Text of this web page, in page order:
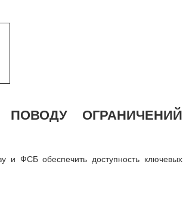
ОГРАНИЧЕНИЙ
и ФСБ обеспечить доступность ключевых